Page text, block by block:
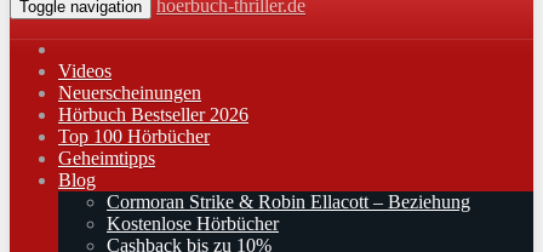
Toggle navigation hoerbuch-thriller.de
Videos
Neuerscheinungen
Hörbuch Bestseller 2026
Top 100 Hörbücher
Geheimtipps
Blog
Cormoran Strike & Robin Ellacott – Beziehung
Kostenlose Hörbücher
Cashback bis zu 10%